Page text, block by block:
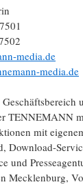
media.de
media.de
TENNEMANN
mit
Download-
und
Mecklenburg,